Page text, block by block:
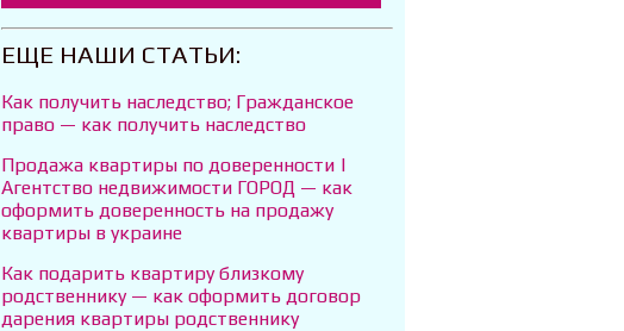
ЕЩЕ НАШИ СТАТЬИ:
Как получить наследство; Гражданское
право — как получить наследство
Продажа квартиры по доверенности |
Агентство недвижимости ГОРОД — как
оформить доверенность на продажу
квартиры в украине
Как подарить квартиру близкому
родственнику — как оформить договор
дарения квартиры родственнику